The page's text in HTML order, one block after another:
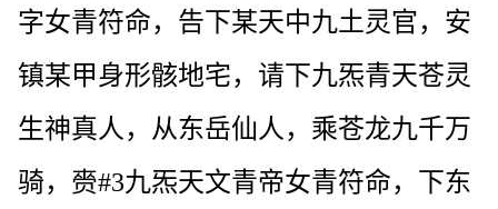
字女青符命，告下某天中九土灵官，安
镇某甲身形骸地宅，请下九炁青天苍灵
生神真人，从东岳仙人，乘苍龙九千万
骑，赍#3九炁天文青帝女青符命，下东